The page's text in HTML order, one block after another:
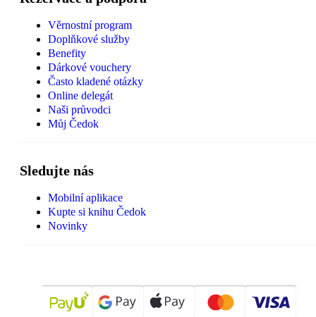
Věrnostní program
Doplňkové služby
Benefity
Dárkové vouchery
Často kladené otázky
Online delegát
Naši průvodci
Můj Čedok
Sledujte nás
Mobilní aplikace
Kupte si knihu Čedok
Novinky